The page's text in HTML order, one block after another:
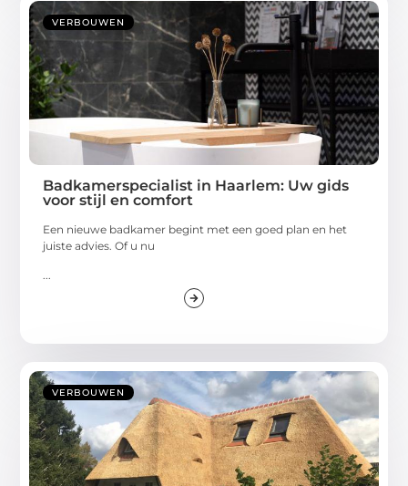
VERBOUWEN
Badkamerspecialist in Haarlem: Uw gids
voor stijl en comfort
Een nieuwe badkamer begint met een goed plan en het
juiste advies. Of u nu
...
VERBOUWEN